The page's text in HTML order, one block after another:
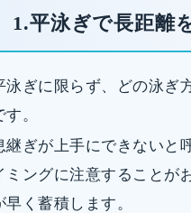
1.平泳ぎで長距離
泳ぎに限らず、どの泳ぎ
す。
継ぎが上手にできないと
ミングに注意することが
早く蓄積します。